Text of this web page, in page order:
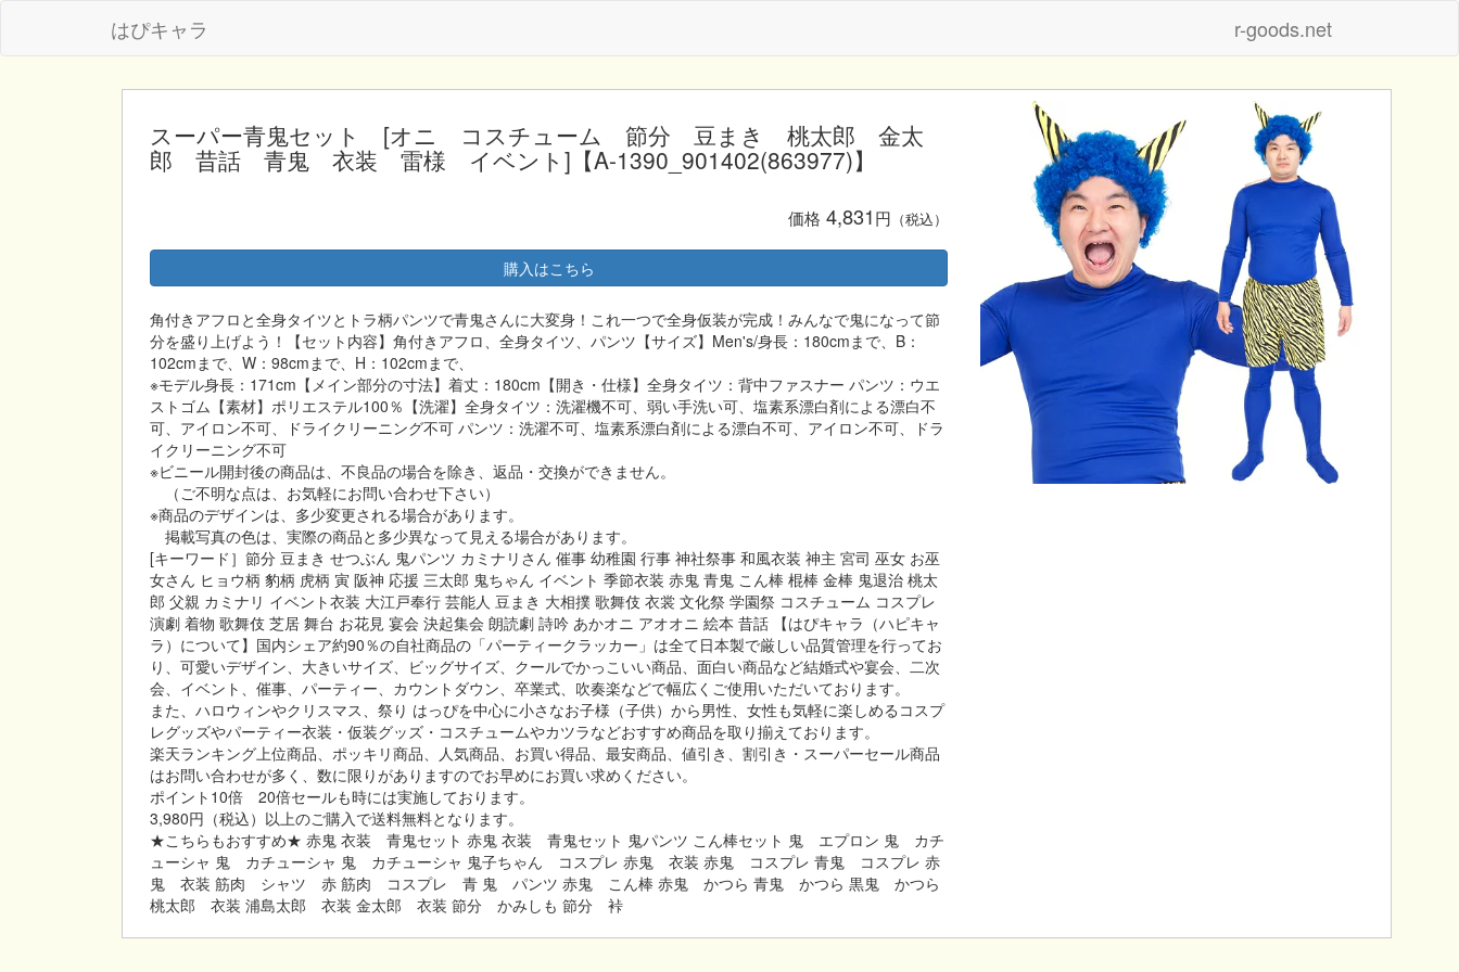
はぴキャラ r-goods.net
スーパー青鬼セット [オニ コスチューム 節分 豆まき 桃太郎 金太
郎 昔話 青鬼 衣装 雷様 イベント]【A-1390_901402(863977)】
価格 4,831円 （税込）
購入はこちら
角付きアフロと全身タイツとトラ柄パンツで青鬼さんに大変身！これ一つで全身仮装が完成！みんなで鬼になって節
分を盛り上げよう！【セット内容】角付きアフロ、全身タイツ、パンツ【サイズ】Men's/身長：180cmまで、B：
102cmまで、W：98cmまで、H：102cmまで、
※モデル身長：171cm【メイン部分の寸法】着丈：180cm【開き・仕様】全身タイツ：背中ファスナー パンツ：ウエ
ストゴム【素材】ポリエステル100％【洗濯】全身タイツ：洗濯機不可、弱い手洗い可、塩素系漂白剤による漂白不
可、アイロン不可、ドライクリーニング不可 パンツ：洗濯不可、塩素系漂白剤による漂白不可、アイロン不可、ドラ
イクリーニング不可
※ビニール開封後の商品は、不良品の場合を除き、返品・交換ができません。
（ご不明な点は、お気軽にお問い合わせ下さい）
※商品のデザインは、多少変更される場合があります。
掲載写真の色は、実際の商品と多少異なって見える場合があります。
[キーワード］節分 豆まき せつぶん 鬼パンツ カミナリさん 催事 幼稚園 行事 神社祭事 和風衣装 神主 宮司 巫女 お巫
女さん ヒョウ柄 豹柄 虎柄 寅 阪神 応援 三太郎 鬼ちゃん イベント 季節衣装 赤鬼 青鬼 こん棒 棍棒 金棒 鬼退治 桃太
郎 父親 カミナリ イベント衣装 大江戸奉行 芸能人 豆まき 大相撲 歌舞伎 衣裳 文化祭 学園祭 コスチューム コスプレ
演劇 着物 歌舞伎 芝居 舞台 お花見 宴会 決起集会 朗読劇 詩吟 あかオニ アオオニ 絵本 昔話 【はぴキャラ（ハピキャ
ラ）について】国内シェア約90％の自社商品の「パーティークラッカー」は全て日本製で厳しい品質管理を行ってお
り、可愛いデザイン、大きいサイズ、ビッグサイズ、クールでかっこいい商品、面白い商品など結婚式や宴会、二次
会、イベント、催事、パーティー、カウントダウン、卒業式、吹奏楽などで幅広くご使用いただいております。
また、ハロウィンやクリスマス、祭り はっぴを中心に小さなお子様（子供）から男性、女性も気軽に楽しめるコスプ
レグッズやパーティー衣装・仮装グッズ・コスチュームやカツラなどおすすめ商品を取り揃えております。
楽天ランキング上位商品、ポッキリ商品、人気商品、お買い得品、最安商品、値引き、割引き・スーパーセール商品
はお問い合わせが多く、数に限りがありますのでお早めにお買い求めください。
ポイント10倍 20倍セールも時には実施しております。
3,980円（税込）以上のご購入で送料無料となります。
★こちらもおすすめ★ 赤鬼 衣装 青鬼セット 赤鬼 衣装 青鬼セット 鬼パンツ こん棒セット 鬼 エプロン 鬼 カチ
ューシャ 鬼 カチューシャ 鬼 カチューシャ 鬼子ちゃん コスプレ 赤鬼 衣装 赤鬼 コスプレ 青鬼 コスプレ 赤
鬼 衣装 筋肉 シャツ 赤 筋肉 コスプレ 青 鬼 パンツ 赤鬼 こん棒 赤鬼 かつら 青鬼 かつら 黒鬼 かつら
桃太郎 衣装 浦島太郎 衣装 金太郎 衣装 節分 かみしも 節分 裃